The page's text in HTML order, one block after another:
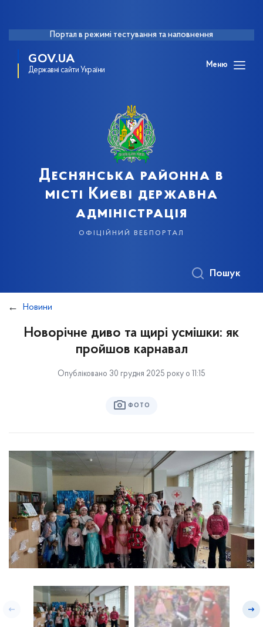
Портал в режимі тестування та наповнення
GOV.UA
Державні сайти України
Меню
Деснянська районна в
місті Києві державна
адміністрація
офіційний вебпортал
Пошук
Новини
Новорічне диво та щирі усмішки: як
пройшов карнавал
Опубліковано 30 грудня 2025 року о 11:15
ФОТО